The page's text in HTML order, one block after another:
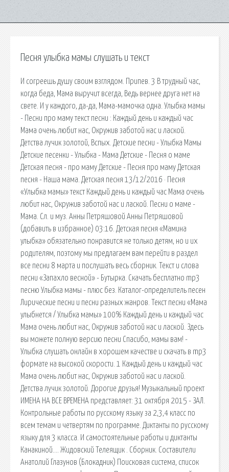
Песня улыбка мамы слушать и текст
И согреешь душу своим взглядом. Припев. 3 В трудный час,
когда беда, Мама выручит всегда, Ведь вернее друга нет на
свете. И у каждого, да-да, Мама-мамочка одна. Улыбка мамы
- Песни про маму текст песни : Каждый день и каждый час
Мама очень любит нас, Окружив заботой нас и лаской.
Детства лучик золотой, Вспых. Детские песни - Улыбка Мамы
Детские песенки - Улыбка - Мама Детские - Песня о маме
Детская песня - про маму Детские - Песня про маму Детская
песня - Наша мама. Детская песня 13/12/2016 · Песня
«Улыбка мамы» текст Каждый день и каждый час Мама очень
любит нас, Окружив заботой нас и лаской. Песни о маме -
Мама. Сл. и муз. Анны Петряшовой Анны Петряшовой
(добавить в избранное) 03:16. Детская песня «Мамина
улыбка» обязательно понравится не только детям, но и их
родителям, поэтому мы предлагаем вам перейти в раздел
все песни 8 марта и послушать весь сборник. Текст и слова
песни «Запахло весной» - Бутырка. Скачать бесплатно mp3
песню Улыбка мамы - плюс без. Каталог-определитель песен
Лирические песни и песни разных жанров. Текст песни «Мама
улыбнется / Улыбка мамы» 100% Каждый день и каждый час
Мама очень любит нас, Окружив заботой нас и лаской. Здесь
вы можете полную версию песни Спасибо, мамы вам! -
Улыбка слушать онлайн в хорошем качестве и скачать в mp3
формате на высокой скорости. 1 Каждый день и каждый час
Мама очень любит нас, Окружив заботой нас и лаской.
Детства лучик золотой. Дорогие друзья! Музыкальный проект
ИМЕНА НА ВСЕ ВРЕМЕНА представляет: 31 октября 2015 - ЗАЛ.
Контрольные работы по русскому языку за 2,3,4 класс по
всем темам и четвертям по программе. Диктанты по русскому
языку для 3 класса. И самостоятельные работы и диктанты
Канакиной…. Жидовский Телеящик . Сборник. Составители
Анатолий Глазунов (Блокадник) Поисковая сиcтема, список